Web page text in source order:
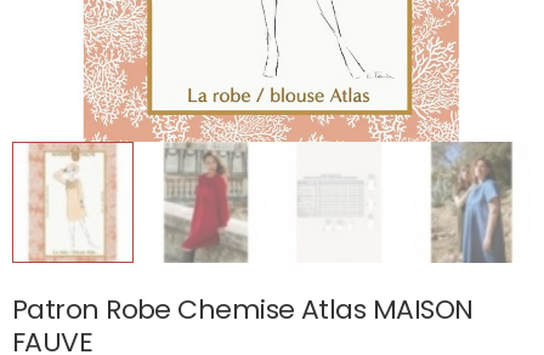
Patron Robe Chemise Atlas MAISON
FAUVE